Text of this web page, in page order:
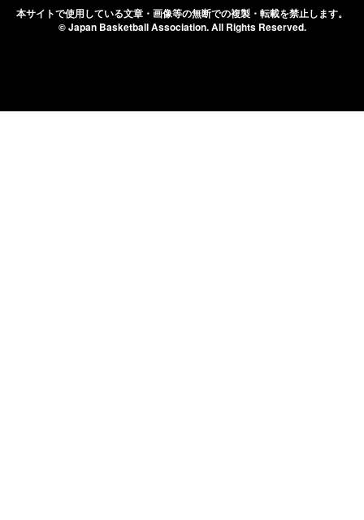
本サイトで使用している文章・画像等の無断での複製・転載を禁止します。
© Japan Basketball Association.All Rights Reserved.